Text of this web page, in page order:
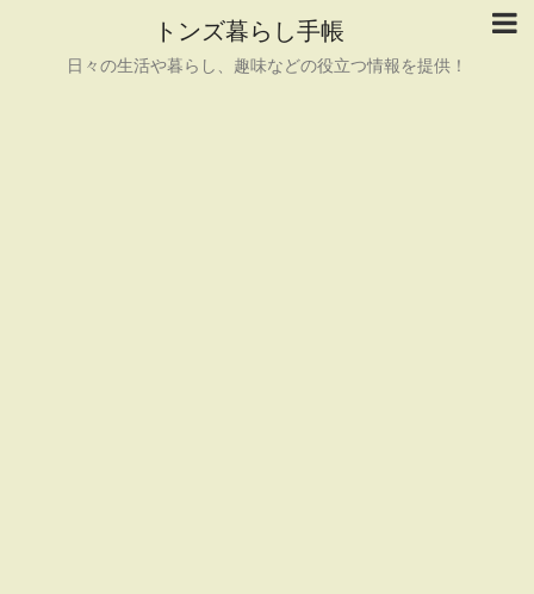
トンズ暮らし手帳
日々の生活や暮らし、趣味などの役立つ情報を提供！